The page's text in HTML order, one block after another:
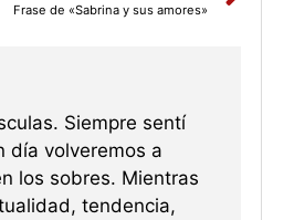
Frase de «Sabrina y sus amores»
Siempre sentí
día volveremos a
los sobres. Mientras
tendencia,